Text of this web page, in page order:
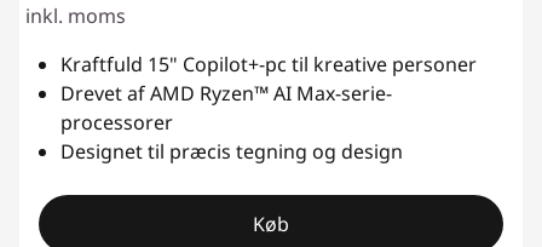
inkl. moms
Kraftfuld 15" Copilot+-pc til kreative personer
Drevet af AMD Ryzen™ AI Max-serie-
processorer
Designet til præcis tegning og design
Køb